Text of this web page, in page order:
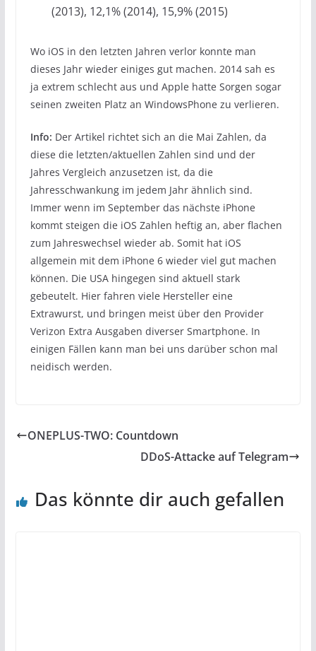
(2013), 12,1% (2014), 15,9% (2015)
Wo iOS in den letzten Jahren verlor konnte man
dieses Jahr wieder einiges gut machen. 2014 sah es
ja extrem schlecht aus und Apple hatte Sorgen sogar
seinen zweiten Platz an WindowsPhone zu verlieren.
Info: Der Artikel richtet sich an die Mai Zahlen, da
diese die letzten/aktuellen Zahlen sind und der
Jahres Vergleich anzusetzen ist, da die
Jahresschwankung im jedem Jahr ähnlich sind.
Immer wenn im September das nächste iPhone
kommt steigen die iOS Zahlen heftig an, aber flachen
zum Jahreswechsel wieder ab. Somit hat iOS
allgemein mit dem iPhone 6 wieder viel gut machen
können. Die USA hingegen sind aktuell stark
gebeutelt. Hier fahren viele Hersteller eine
Extrawurst, und bringen meist über den Provider
Verizon Extra Ausgaben diverser Smartphone. In
einigen Fällen kann man bei uns darüber schon mal
neidisch werden.
ONEPLUS-TWO: Countdown
DDoS-Attacke auf Telegram
Das könnte dir auch gefallen